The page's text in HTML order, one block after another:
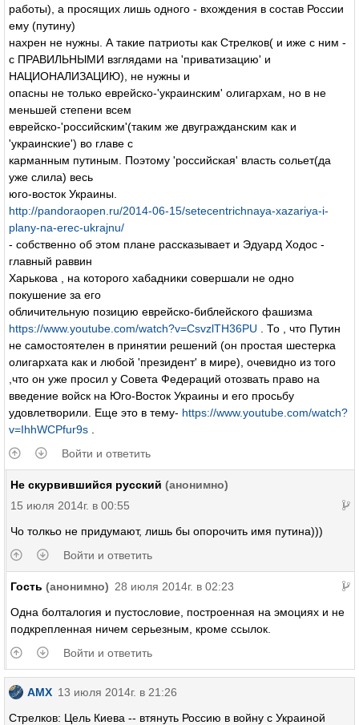
работы), а просящих лишь одного - вхождения в состав России
ему (путину)
нахрен не нужны. А такие патриоты как Стрелков( и иже с ним -
с ПРАВИЛЬНЫМИ взглядами на 'приватизацию' и
НАЦИОНАЛИЗАЦИЮ), не нужны и
опасны не только еврейско-'украинским' олигархам, но в не
меньшей степени всем
еврейско-'российским'(таким же двугражданским как и
'украинские') во главе с
карманным путиным. Поэтому 'российская' власть сольет(да
уже слила) весь
юго-восток Украины.
http://pandoraopen.ru/2014-06-15/setecentrichnaya-xazariya-i-
plany-na-erec-ukrajnu/
- собственно об этом плане рассказывает и Эдуард Ходос -
главный раввин
Харькова , на которого хабадники совершали не одно
покушение за его
обличительную позицию еврейско-библейского фашизма
https://www.youtube.com/watch?v=CsvzlTH36PU . То , что Путин
не самостоятелен в принятии решений (он простая шестерка
олигархата как и любой 'президент' в мире), очевидно из того
,что он уже просил у Совета Федераций отозвать право на
введение войск на Юго-Восток Украины и его просьбу
удовлетворили. Еще это в тему- https://www.youtube.com/watch?
v=IhhWCPfur9s
Войти и ответить
Не скурвившийся русский (анонимно)
15 июля 2014г. в 00:55
Чо толкьо не придумают, лишь бы опорочить имя путина)))
Войти и ответить
Гость (анонимно) 28 июля 2014г. в 02:23
Одна болталогия и пустословие, построенная на эмоциях и не
подкрепленная ничем серьезным, кроме ссылок.
Войти и ответить
AMX 13 июля 2014г. в 21:26
Стрелков: Цель Киева -- втянуть Россию в войну с Украиной